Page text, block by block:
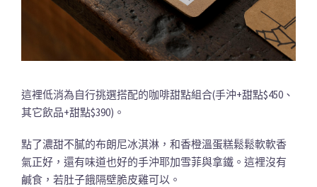
這裡低消為自行挑選搭配的咖啡甜點組合(手沖+甜點$450、
其它飲品+甜點$390)。
點了濃甜不膩的布朗尼冰淇淋，和香橙溫蛋糕鬆鬆軟軟香
氣正好，還有味道也好的手沖耶加雪菲與拿鐵。這裡沒有
鹹食，若肚子餓隔壁脆皮雞可以。